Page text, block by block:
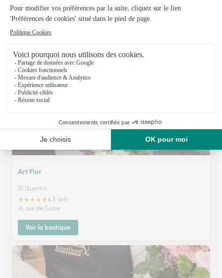
Atelier des Fleurs
St Quentin
Voir la boutique
Art Flor
St Quentin
★★★★★4.5 (44)
31, rue de Guise
Voir la boutique